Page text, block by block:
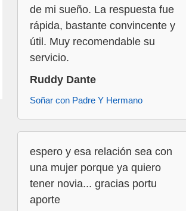
de mi sueño. La respuesta fue
rápida, bastante convincente y
útil. Muy recomendable su
servicio.
Ruddy Dante
Soñar con Padre Y Hermano
espero y esa relación sea con
una mujer porque ya quiero
tener novia... gracias portu
aporte